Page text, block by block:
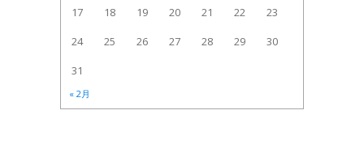
« 2月
17
18 19 20 21 22
23
24
25 26 27 28 29
30
31